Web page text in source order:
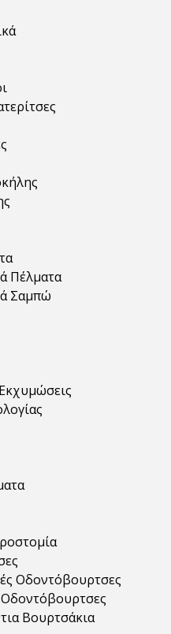
Πέλματα
Σαμπώ
Οδοντόβουρτσες
Οδοντόβουρτσες
Βουρτσάκια